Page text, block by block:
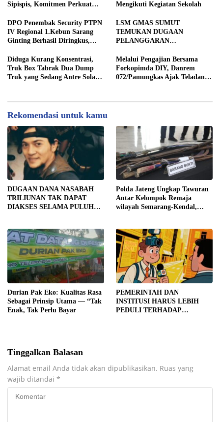
Sipispis, Komitmen Perkuat
Mengikuti Kegiatan Sekolah
DPO Penembak Security PTPN
IV Regional 1.Kebun Sarang
Ginting Berhasil Diringkus,
2025
LSM GMAS SUMUT
TEMUKAN DUGAAN
PELANGGARAN
JUTA DI SERGAI:
DIBORONGKAN KE PIHAK
LUAR DESA, PEKERJA
Diduga Kurang Konsentrasi,
Truk Box Tabrak Dua Dump
Truk yang Sedang Antre Solar
Melalui Pengajian Bersama
Forkopimda DIY, Danrem
072/Pamungkas Ajak Teladani
Rekomendasi untuk kamu
DUGAAN DANA NASABAH
TRILIUNAN TAK DAPAT
DIAKSES SELAMA PULUHAN
TRANSPARANSI DAN
PEMERIKSAAN
MENYELURUH
Polda Jateng Ungkap Tawuran
Antar Kelompok Remaja
wilayah Semarang-Kendal,
Durian Pak Eko: Kualitas Rasa
Sebagai Prinsip Utama — “Tak
Enak, Tak Perlu Bayar
PEMERINTAH DAN
INSTITUSI HARUS LEBIH
PEDULI TERHADAP
Tinggalkan Balasan
Alamat email Anda tidak akan dipublikasikan. Ruas yang
wajib ditandai *